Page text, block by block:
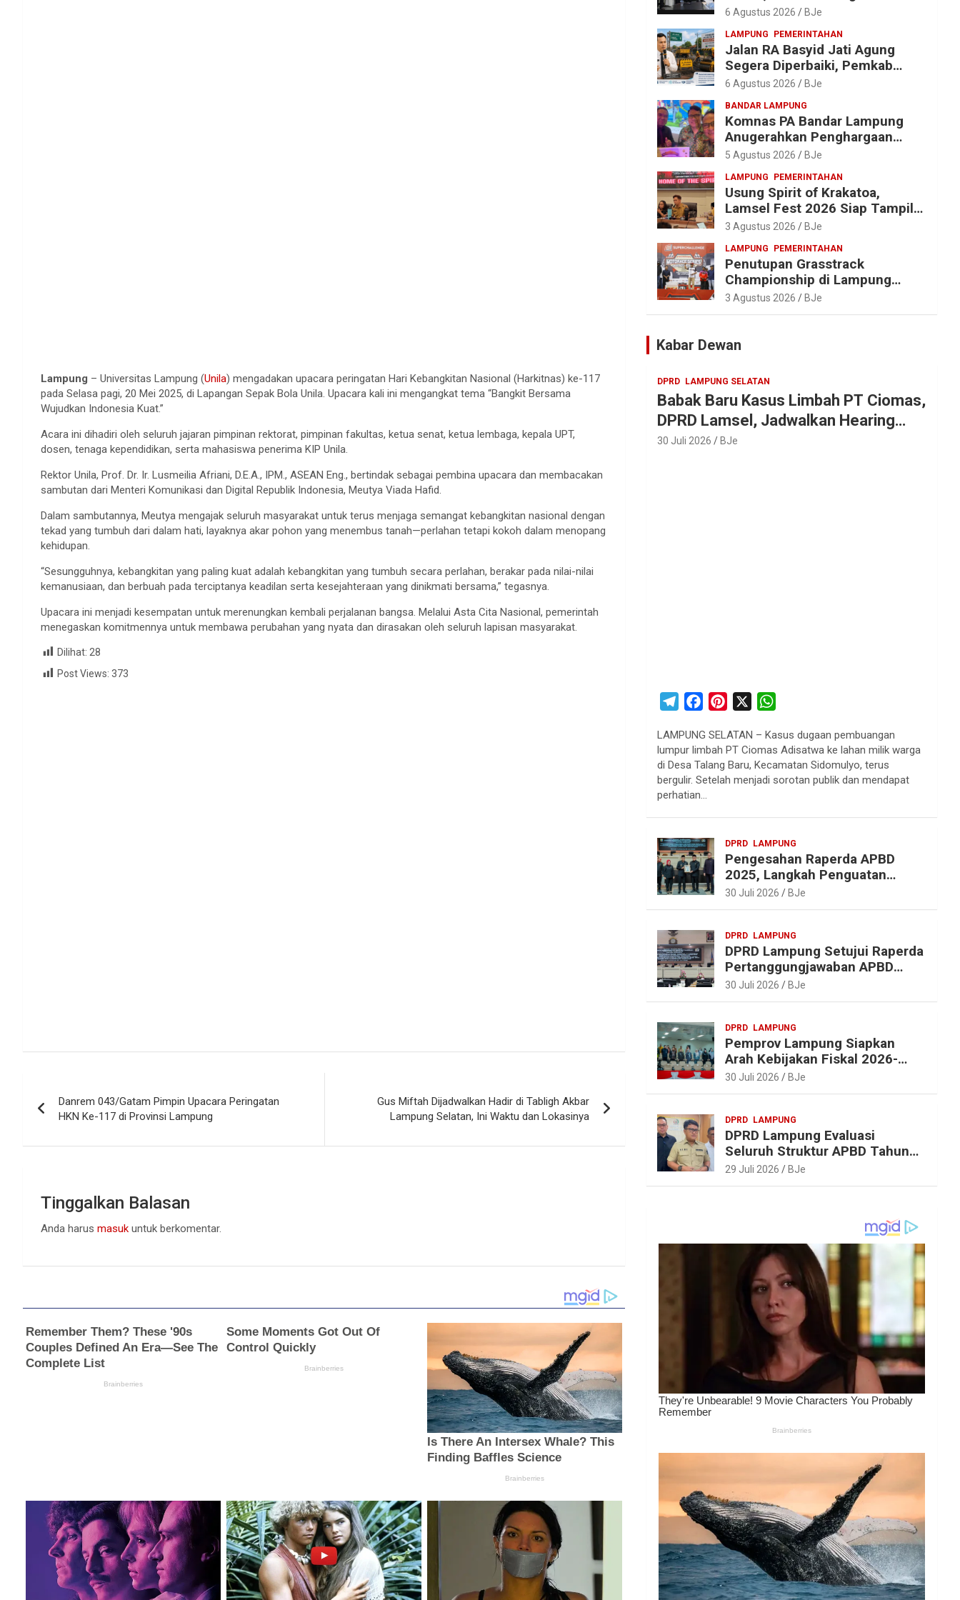
Lampung – Universitas Lampung (Unila) mengadakan upacara peringatan Hari Kebangkitan Nasional (Harkitnas) ke-117
pada Selasa pagi, 20 Mei 2025, di Lapangan Sepak Bola Unila. Upacara kali ini mengangkat tema “Bangkit Bersama
Wujudkan Indonesia Kuat.”
Acara ini dihadiri oleh seluruh jajaran pimpinan rektorat, pimpinan fakultas, ketua senat, ketua lembaga, kepala UPT,
dosen, tenaga kependidikan, serta mahasiswa penerima KIP Unila.
Rektor Unila, Prof. Dr. Ir. Lusmeilia Afriani, D.E.A., IPM., ASEAN Eng., bertindak sebagai pembina upacara dan membacakan
sambutan dari Menteri Komunikasi dan Digital Republik Indonesia, Meutya Viada Hafid.
Dalam sambutannya, Meutya mengajak seluruh masyarakat untuk terus menjaga semangat kebangkitan nasional dengan
tekad yang tumbuh dari dalam hati, layaknya akar pohon yang menembus tanah—perlahan tetapi kokoh dalam menopang
kehidupan.
“Sesungguhnya, kebangkitan yang paling kuat adalah kebangkitan yang tumbuh secara perlahan, berakar pada nilai-nilai
kemanusiaan, dan berbuah pada terciptanya keadilan serta kesejahteraan yang dinikmati bersama,” tegasnya.
Upacara ini menjadi kesempatan untuk merenungkan kembali perjalanan bangsa. Melalui Asta Cita Nasional, pemerintah
menegaskan komitmennya untuk membawa perubahan yang nyata dan dirasakan oleh seluruh lapisan masyarakat.
Dilihat: 28
Post Views: 373
pos
Danrem 043/Gatam Pimpin Upacara Peringatan
HKN Ke-117 di Provinsi Lampung
Gus Miftah Dijadwalkan Hadir di Tabligh Akbar
Lampung Selatan, Ini Waktu dan Lokasinya
Tinggalkan Balasan
Anda harus masuk untuk berkomentar.
Anggaran Jelang Porprov X
6 Agustus 2026 BJe
LAMPUNG PEMERINTAHAN
Jalan RA Basyid Jati Agung
Segera Diperbaiki, Pemkab
Lampung Selatan Alokasikan
6 Agustus 2026 BJe
BANDAR LAMPUNG
Komnas PA Bandar Lampung
Anugerahkan Penghargaan
kepada Kombes Pol. Alfret
5 Agustus 2026 BJe
LAMPUNG PEMERINTAHAN
Usung Spirit of Krakatoa,
Lamsel Fest 2026 Siap Tampil
Lebih Spektakuler dengan
Artis Ibu Kota
3 Agustus 2026 BJe
LAMPUNG PEMERINTAHAN
Penutupan Grasstrack
Championship di Lampung
Barat Meriah, Dihadiri Ribuan
Penonton; Ini Kata Bupati
3 Agustus 2026 BJe
Kabar Dewan
DPRD LAMPUNG SELATAN
Babak Baru Kasus Limbah PT Ciomas,
DPRD Lamsel, Jadwalkan Hearing
Seluruh Vendor
30 Juli 2026 BJe
l
e
g
r
c
e
b
n
e
t
a
t
s
LAMPUNG SELATAN – Kasus dugaan pembuangan
lumpur limbah PT Ciomas Adisatwa ke lahan milik warga
di Desa Talang Baru, Kecamatan Sidomulyo, terus
bergulir. Setelah menjadi sorotan publik dan mendapat
perhatian…
DPRD LAMPUNG
Pengesahan Raperda APBD
2025, Langkah Penguatan
Akuntabilitas dan
Pembangunan Lampung
30 Juli 2026 BJe
DPRD LAMPUNG
DPRD Lampung Setujui Raperda
Pertanggungjawaban APBD
2025, Beri Sejumlah
Rekomendasi Perbaikan
30 Juli 2026 BJe
DPRD LAMPUNG
Pemprov Lampung Siapkan
Arah Kebijakan Fiskal 2026-
2027 yang Realistis dan
Berkelanjutan
30 Juli 2026 BJe
DPRD LAMPUNG
DPRD Lampung Evaluasi
Seluruh Struktur APBD Tahun
2027
29 Juli 2026 BJe